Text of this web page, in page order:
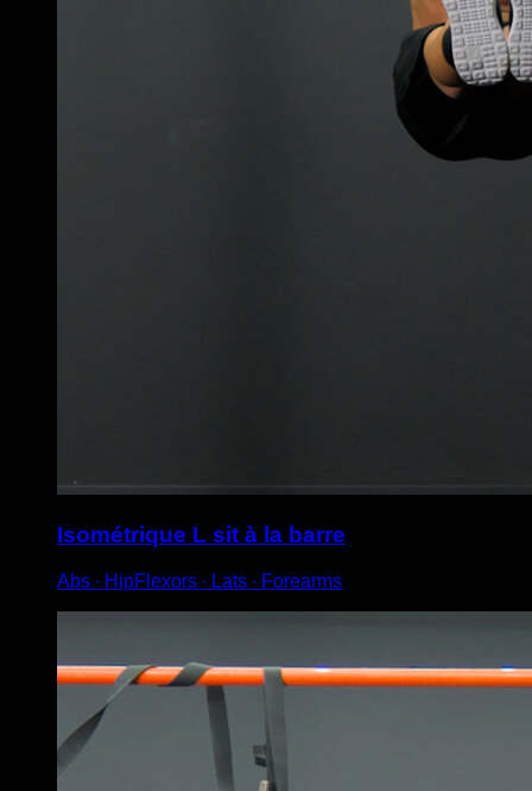
Isométrique L sit à la barre
Abs ∙ HipFlexors ∙ Lats ∙ Forearms